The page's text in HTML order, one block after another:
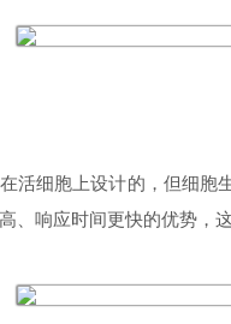
活细胞上设计的，但细
、响应时间更快的优势，